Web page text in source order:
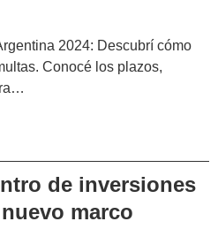
2024: Descubrí cómo
Conocé los plazos,
de inversiones
marco